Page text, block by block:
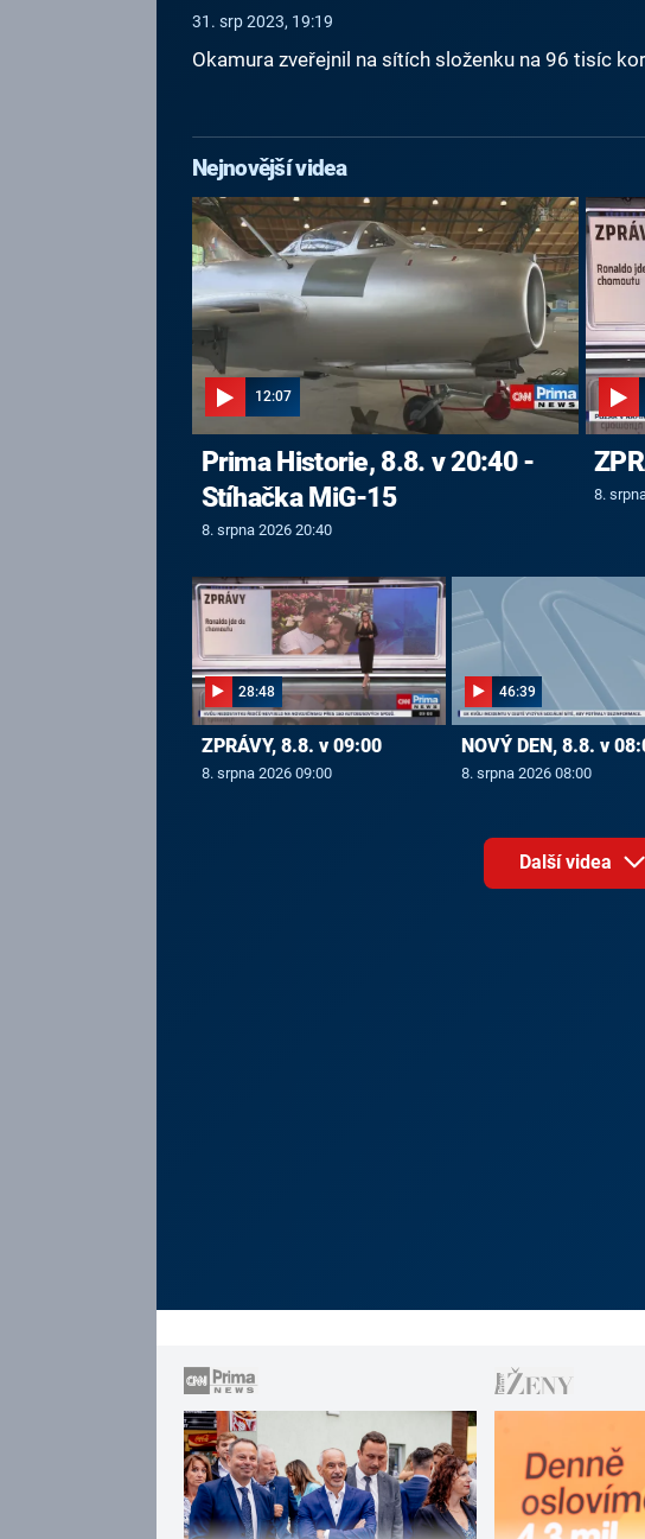
31. srp 2023, 19:19
Okamura zveřejnil na sítích složenku na 96 tisíc
Nejnovější videa
12:07
Prima Historie, 8.8. v 20:40 -
Stíhačka MiG-15
8. srpna 2026 20:40
8.
28:48
ZPRÁVY, 8.8. v 09:00
8. srpna 2026 09:00
46:39
NOVÝ DEN, 8.8. v
8. srpna 2026 08:00
Další videa